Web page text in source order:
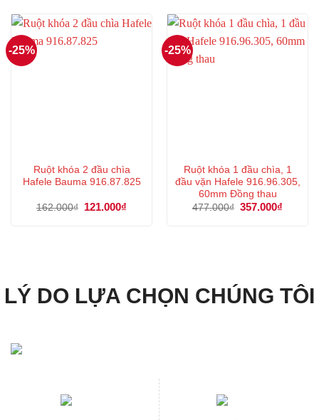
313.000₫.
-25%
Ruột khóa 2 đầu chìa
Hafele Bauma 916.87.825
162.000₫
Giá
121.000₫
-25%
Ruột khóa 1 đầu chìa, 1
đầu vặn Hafele 916.96.305,
60mm Đồng thau
477.000₫ Giá
357.000₫
LÝ DO LỰA CHỌN CHÚNG TÔI